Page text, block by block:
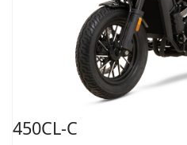
450CL-C